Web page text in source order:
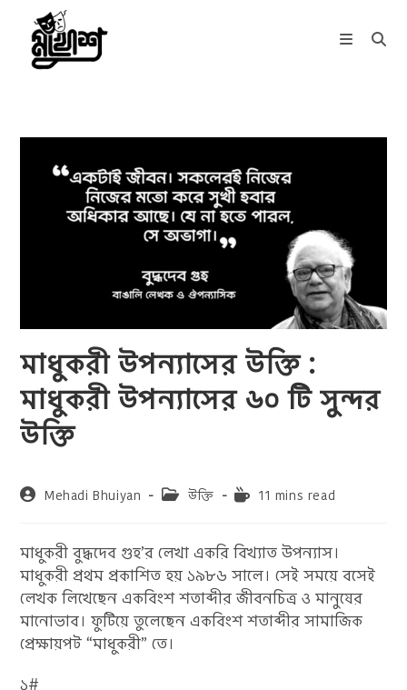
content
মাধুকরী উপন্যাসের উক্তি :
মাধুকরী উপন্যাসের ৬০ টি সুন্দর
উক্তি
PostMehadi Bhuiyan
Postউক্তি
Reading11 mins read
মাধুকরী বুদ্ধদেব গুহ’র লেখা একরি বিখ্যাত উপন্যাস।
মাধুকরী প্রথম প্রকাশিত হয় ১৯৮৬ সালে। সেই সময়ে বসেই
লেখক লিখেছেন একবিংশ শতাব্দীর জীবনচিত্র ও মানুষের
মানোভাব। ফুটিয়ে তুলেছেন একবিংশ শতাব্দীর সামাজিক
প্রেক্ষায়পট “মাধুকরী” তে।
১#